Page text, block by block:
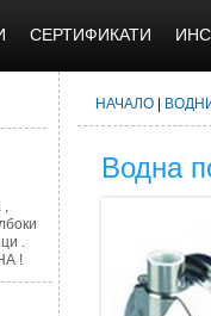
СЕРТИФИКАТИ
,
.
!
НАЧАЛО
Водна